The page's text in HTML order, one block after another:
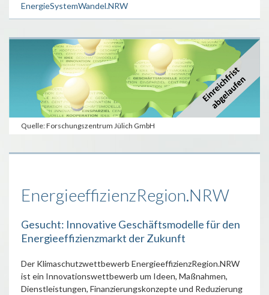
EnergieSystemWandel.NRW
Quelle: Forschungszentrum Jülich GmbH
EnergieeffizienzRegion.NRW
Gesucht: Innovative Geschäftsmodelle für den
Energieeffizienzmarkt der Zukunft
Der Klimaschutzwettbewerb EnergieeffizienzRegion.NRW
ist ein Innovationswettbewerb um Ideen, Maßnahmen,
Dienstleistungen, Finanzierungskonzepte und Reduzierung